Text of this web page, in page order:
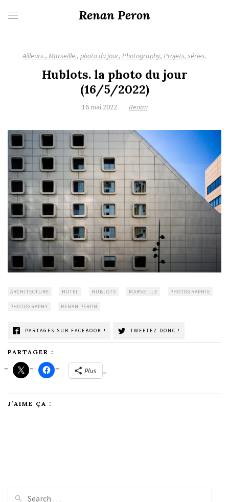
Renan Peron
Ailleurs., Marseille., photo du jour, Photography, Projets, séries.
Hublots. la photo du jour
(16/5/2022)
16 mai 2022 · Renan
ARCHITECTURE HOTEL HUBLOTS MARSEILLE PHOTOGRAPHIE
PHOTOGRAPHY RENAN PÉRON
PARTAGES SUR FACEBOOK ! TWEETEZ DONC !
PARTAGER :
Plus
J’AIME ÇA :